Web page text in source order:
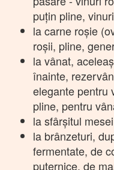
puţin pline,
la carne roşie
roşii, pline,
la vânat,
înainte,
elegante pentru
pline, pentru
la sfârşitul
la brânzeturi,
fermentate, de
puternice, de